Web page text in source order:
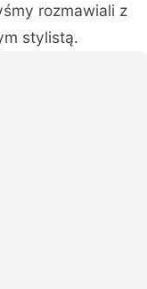
rozmawiali z
stylistą.